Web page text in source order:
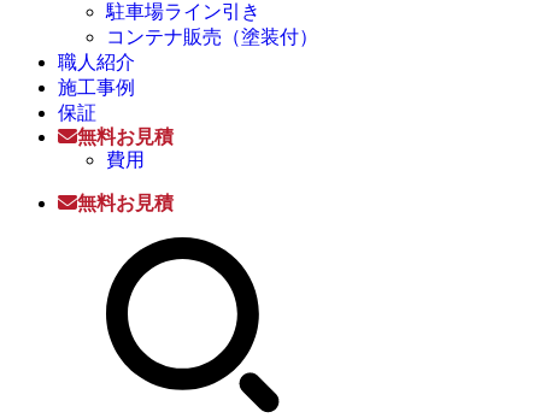
駐車場ライン引き
コンテナ販売（塗装付）
職人紹介
施工事例
保証
無料お見積
費用
無料お見積